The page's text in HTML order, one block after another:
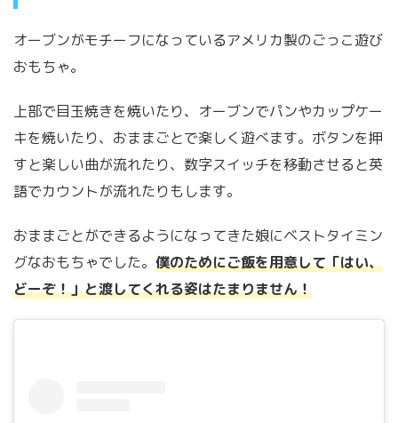
オーブンがモチーフになっているアメリカ製のごっこ遊び
おもちゃ。
上部で目玉焼きを焼いたり、オーブンでパンやカップケー
キを焼いたり、おままごとで楽しく遊べます。ボタンを押
すと楽しい曲が流れたり、数字スイッチを移動させると英
語でカウントが流れたりもします。
おままごとができるようになってきた娘にベストタイミン
グなおもちゃでした。 僕のためにご飯を用意して「はい、
どーぞ！」と渡してくれる姿はたまりません！